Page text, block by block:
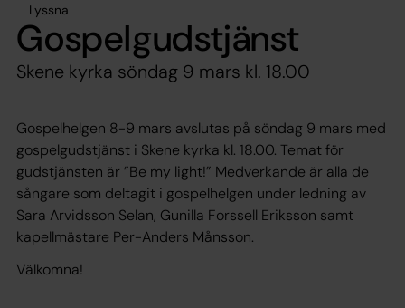
Lyssna
Gospelgudstjänst
Skene kyrka söndag 9 mars kl. 18.00
Gospelhelgen 8-9 mars avslutas på söndag 9 mars med
gospelgudstjänst i Skene kyrka kl. 18.00. Temat för
gudstjänsten är ”Be my light!” Medverkande är alla de
sångare som deltagit i gospelhelgen under ledning av
Sara Arvidsson Selan, Gunilla Forssell Eriksson samt
kapellmästare Per-Anders Månsson.
Välkomna!